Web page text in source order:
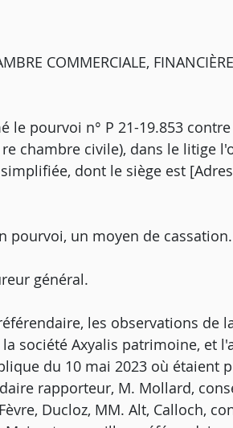
COMMERCIALE,
le pourvoi n° P 21-19.853
chambre civile), dans le litige
dont le siège est
pourvoi, un moyen de cassation.
général.
les observations de
société Axyalis patrimoine, et
du 10 mai 2023 où étaient
rapporteur, M. Mollard,
Ducloz, MM. Alt, Calloch,